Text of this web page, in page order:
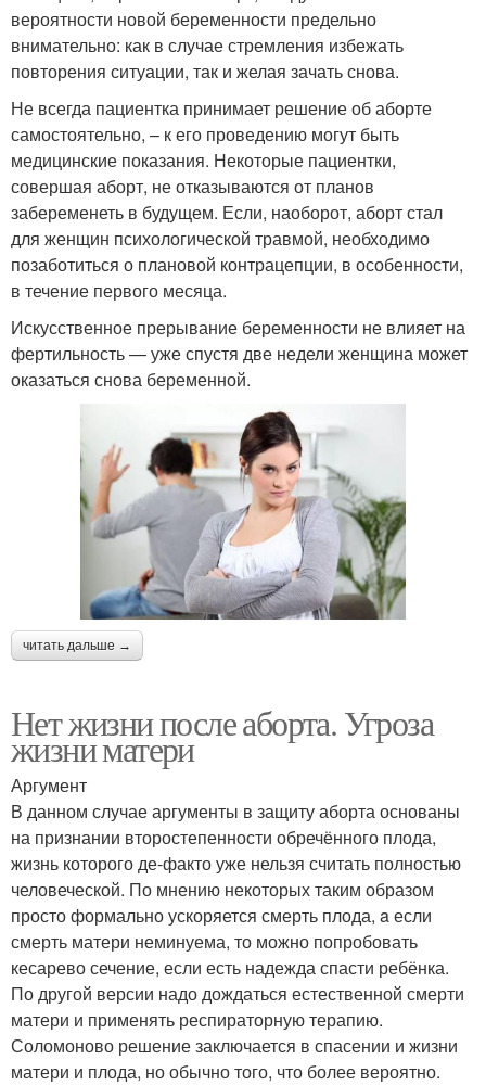
вероятности новой беременности предельно
внимательно: как в случае стремления избежать
повторения ситуации, так и желая зачать снова.
Не всегда пациентка принимает решение об аборте
самостоятельно, – к его проведению могут быть
медицинские показания. Некоторые пациентки,
совершая аборт, не отказываются от планов
забеременеть в будущем. Если, наоборот, аборт стал
для женщин психологической травмой, необходимо
позаботиться о плановой контрацепции, в особенности,
в течение первого месяца.
Искусственное прерывание беременности не влияет на
фертильность — уже спустя две недели женщина может
оказаться снова беременной.
читать дальше →
Нет жизни после аборта. Угроза
жизни матери
Аргумент
В данном случае аргументы в защиту аборта основаны
на признании второстепенности обречённого плода,
жизнь которого де-факто уже нельзя считать полностью
человеческой. По мнению некоторых таким образом
просто формально ускоряется смерть плода, a если
смерть матери неминуема, то можно попробовать
кесарево сечение, если есть надежда спасти ребёнка.
По другой версии надо дождаться естественной смерти
матери и применять респираторную терапию.
Соломоново решение заключается в спасении и жизни
матери и плода, но обычно того, что более вероятно.